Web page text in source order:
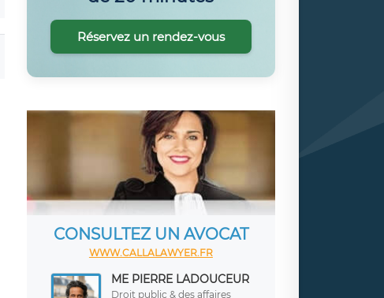
Réservez un rendez-vous
CONSULTEZ UN AVOCAT
WWW.CALLALAWYER.FR
ME PIERRE LADOUCEUR
Droit public & des affaires